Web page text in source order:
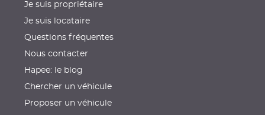
Je suis propriétaire
Je suis locataire
Questions fréquentes
Nous contacter
Hapee: le blog
Chercher un véhicule
Proposer un véhicule